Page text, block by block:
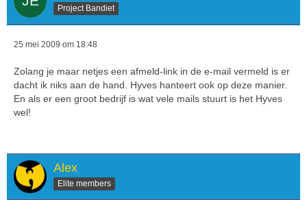
Project Bandiet
25 mei 2009 om 18:48
Zolang je maar netjes een afmeld-link in de e-mail vermeld is er
dacht ik niks aan de hand. Hyves hanteert ook op deze manier.
En als er een groot bedrijf is wat vele mails stuurt is het Hyves
wel!
Alex
Elite members